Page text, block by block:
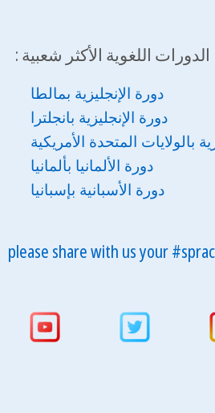
الدورات اللغوية الأكثر شعبية :
دورة الإنجليزية بمالطا
دورة الإنجليزية بانجلترا
بالولايات المتحدة الأمريكية
دورة الألمانيا بألمانيا
دورة الأسبانية بإسبانيا
please share with us your